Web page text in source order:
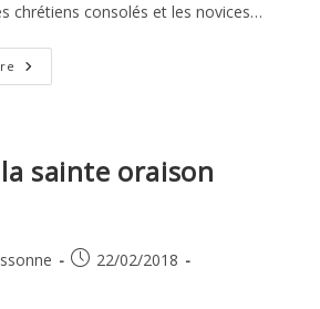
chrétiens consolés et les novices…
Pratiques
Rituelles
sainte oraison
Publication
22/02/2018